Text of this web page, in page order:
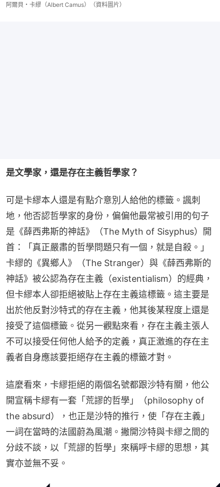
阿爾貝・卡繆（Albert Camus）（資料圖片）
是文學家，還是存在主義哲學家？
可是卡繆本人還是有點介意別人給他的標籤。諷刺
地，他否認哲學家的身份，偏偏他最常被引用的句子
是《薛西弗斯的神話》（The Myth of Sisyphus）開
首：「真正嚴肅的哲學問題只有一個，就是自殺。」
卡繆的《異鄉人》（The Stranger）與《薛西弗斯的
神話》被公認為存在主義（existentialism）的經典，
但卡繆本人卻拒絕被貼上存在主義這標籤。這主要是
出於他反對沙特式的存在主義，他其後某程度上還是
接受了這個標籤。從另一觀點來看，存在主義主張人
不可以接受任何他人給予的定義，真正激進的存在主
義者自身應該要拒絕存在主義的標籤才對。
這麼看來，卡繆拒絕的兩個名號都跟沙特有關，他公
開宣稱卡繆有一套「荒謬的哲學」（philosophy of
the absurd），也正是沙特的推行，使「存在主義」
一詞在當時的法國蔚為風潮。撇開沙特與卡繆之間的
分歧不談，以「荒謬的哲學」來稱呼卡繆的思想，其
實亦並無不妥。